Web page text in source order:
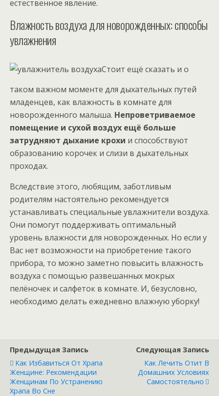
естественное явление.
Влажность воздуха для новорожденных: способы
увлажнения
Стоит ещё сказать и о
таком важном моменте для дыхательных путей
младенцев, как влажность в комнате для
новорожденного малыша. Непроветриваемое
помещение и сухой воздух ещё больше
затрудняют дыхание крохи и способствуют
образованию корочек и слизи в дыхательных
проходах.
Вследствие этого, любящим, заботливым
родителям настоятельно рекомендуется
устанавливать специальные увлажнители воздуха.
Они помогут поддерживать оптимальный
уровень влажности для новорожденных. Но если у
Вас нет возможности на приобретение такого
прибора, то можно заметно повысить влажность
воздуха с помощью развешанных мокрых
пелёночек и салфеток в комнате. И, безусловно,
необходимо делать ежедневно влажную уборку!
Предыдущая Запись
Как Избавиться От Храпа
Женщине: Рекомендации
Женщинам По Устранению
Храпа Во Сне
Следующая Запись
Как Лечить Отит В
Домашних Условиях
Самостоятельно